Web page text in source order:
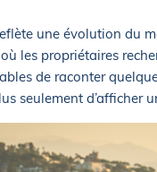
une évolution du
les propriétaires
de raconter
seulement d’afficher